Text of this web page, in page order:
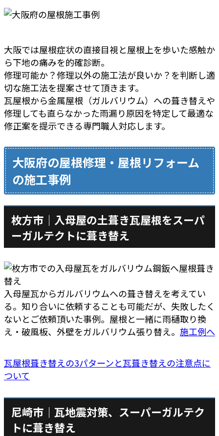
大阪では屋根症状の直接目視と屋根上を歩いた感触か
ら下地の痛みを的確診断。
修理可能か？修理以外の施工法が良いか？を判断し適
切な施工法を提案させて頂きます。
瓦屋根から金属屋根（ガルバリウム）への葺き替えや
修理しても直らなかった雨漏り原因を特定して最適な
修正案を提示できる専門職人対応します。
大阪府の屋根修理・屋根リフォーム
の施工事例
枚方市｜入母屋の土葺き瓦屋根をスーパ
ーガルテクトに葺き替え
入母屋瓦からガルバリウムへの葺き替えを考えてい
る。知り合いに依頼することも可能だが、失敗したく
ないとご依頼頂いた事例。屋根と一緒に雨樋取り換
え・破風板、外壁をガルバリウム張り替え。 施工例へ
瓦屋根葺き替えの3パターンと瓦葺き替えの注意点に
ついて
尼崎市｜瓦地震対策、スーパーガルテク
トに葺き替え